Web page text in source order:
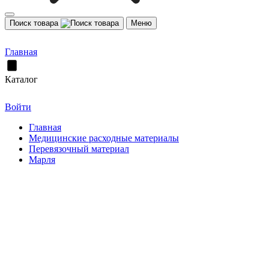
Поиск товара Меню
Главная
Каталог
Войти
Главная
Медицинские расходные материалы
Перевязочный материал
Марля